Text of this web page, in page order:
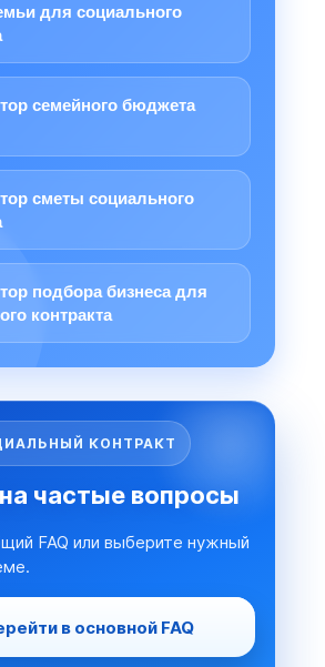
для социального
семейного бюджета
сметы социального
подбора бизнеса для
контракта
КОНТРАКТ
частые вопросы
FAQ или выберите нужный
в основной FAQ